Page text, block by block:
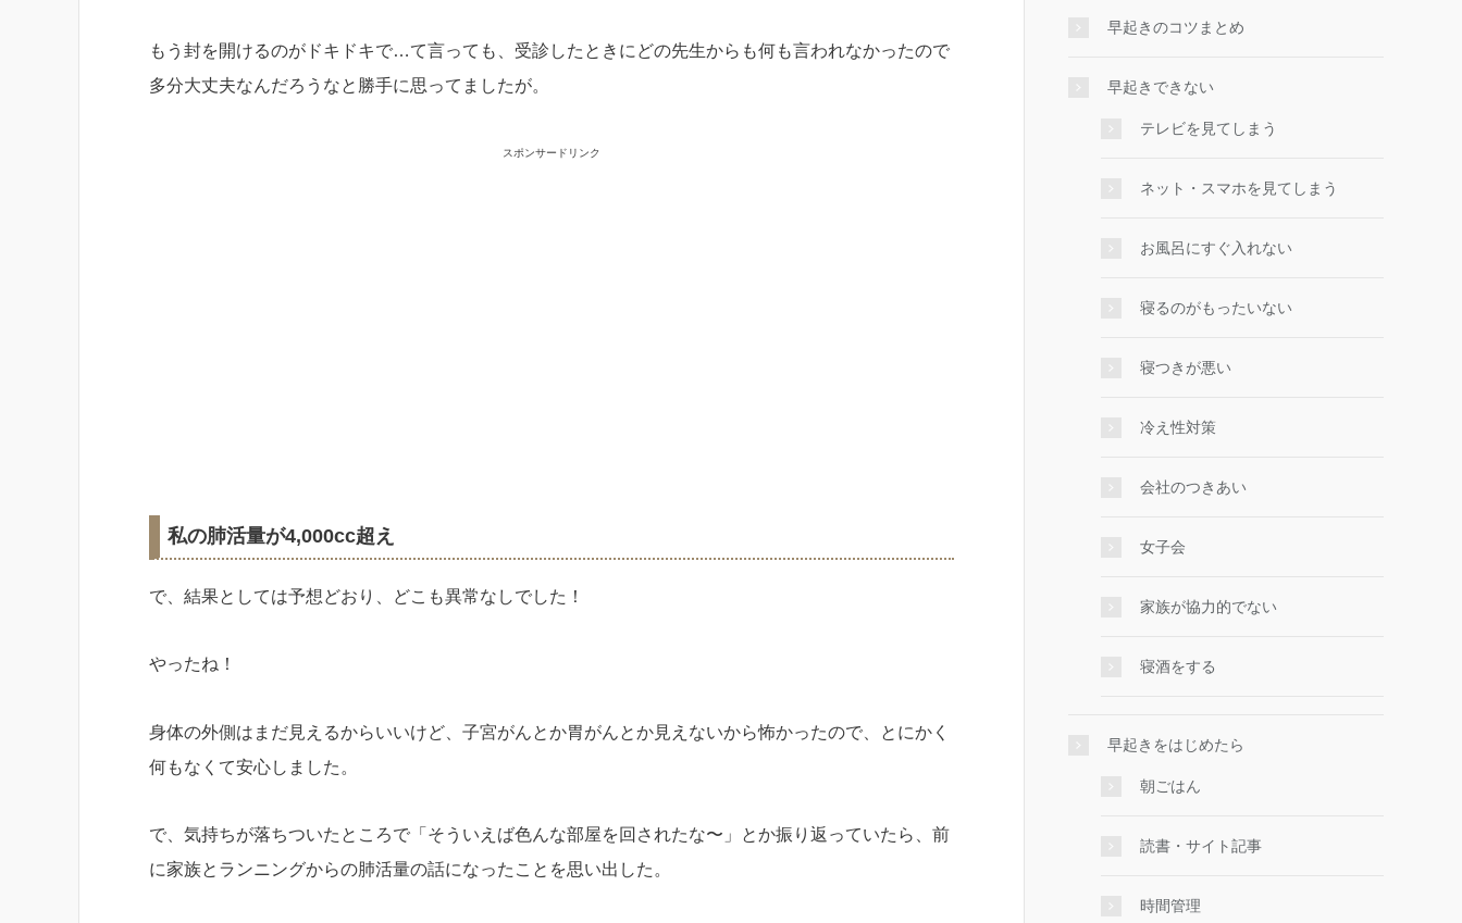
もう封を開けるのがドキドキで…て言っても、受診したときにどの先生からも何も言われなかったので
多分大丈夫なんだろうなと勝手に思ってましたが。
スポンサードリンク
私の肺活量が4,000cc超え
で、結果としては予想どおり、どこも異常なしでした！
やったね！
身体の外側はまだ見えるからいいけど、子宮がんとか胃がんとか見えないから怖かったので、とにかく
何もなくて安心しました。
で、気持ちが落ちついたところで「そういえば色んな部屋を回されたな〜」とか振り返っていたら、前
に家族とランニングからの肺活量の話になったことを思い出した。
早起きのコツまとめ
早起きできない
テレビを見てしまう
ネット・スマホを見てしまう
お風呂にすぐ入れない
寝るのがもったいない
寝つきが悪い
冷え性対策
会社のつきあい
女子会
家族が協力的でない
寝酒をする
早起きをはじめたら
朝ごはん
読書・サイト記事
時間管理